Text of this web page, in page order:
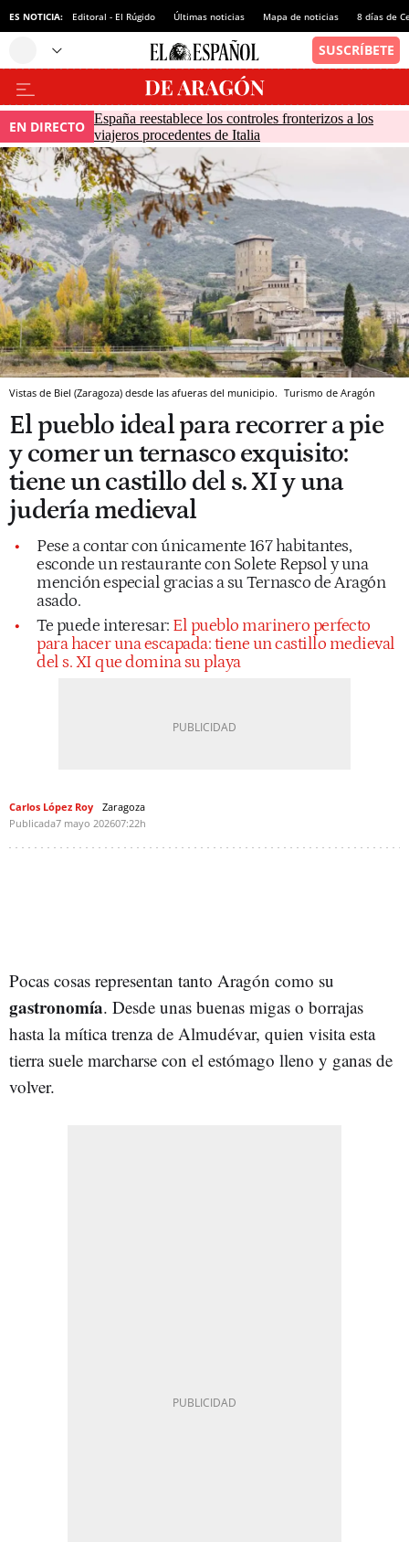
ES NOTICIA: Editoral - El Rúgido Últimas noticias Mapa de noticias 8 días de
EN DIRECTO España reestablece los controles fronterizos a los
viajeros procedentes de Italia
Vistas de Biel (Zaragoza) desde las afueras del municipio. Turismo de Aragón
El pueblo ideal para recorrer a pie
y comer un ternasco exquisito:
tiene un castillo del s. XI y una
judería medieval
Pese a contar con únicamente 167 habitantes,
esconde un restaurante con Solete Repsol y una
mención especial gracias a su Ternasco de Aragón
asado.
Te puede interesar: El pueblo marinero perfecto
para hacer una escapada: tiene un castillo medieval
del s. XI que domina su playa
Carlos López Roy
Zaragoza
Publicada7 mayo 202607:22h
Pocas cosas representan tanto Aragón como su
gastronomía. Desde unas buenas migas o borrajas
hasta la mítica trenza de Almudévar, quien visita esta
tierra suele marcharse con el estómago lleno y ganas de
volver.